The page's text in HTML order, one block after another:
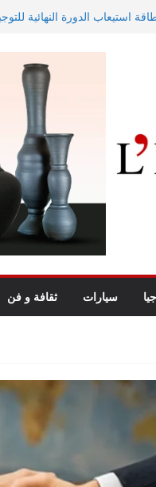
استيعاب الدورة النهائية للتوجيه
يتفقد سير أشغال مشروع المدخل
نسعى لاستكمال دراسة
سيارات ثقافة و فن